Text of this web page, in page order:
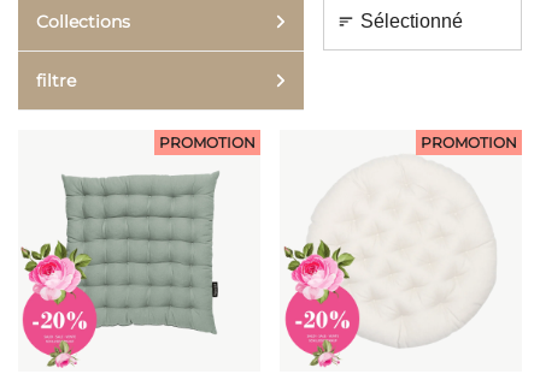
Collections
filtre
PROMOTION PROMOTION